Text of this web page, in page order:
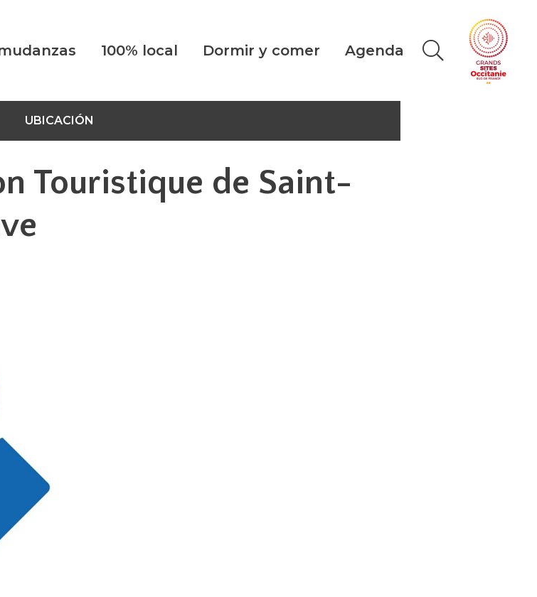
100% local Dormir y comer Agenda
UBICACIÓN
Touristique de Saint-